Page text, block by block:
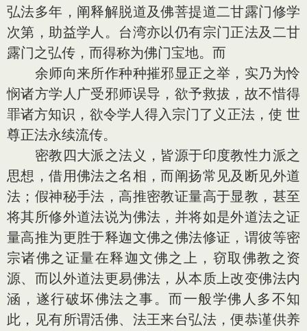
弘法多年，阐释解脱道及佛菩提道二甘露门修学
次第，助益学人。台湾亦以仍有宗门正法及二甘
露门之弘传，而得称为佛门宝地。而
余师向来所作种种摧邪显正之举，实乃为怜
悯诸方学人广受邪师误导，欲予救拔，故不惜得
罪诸方知识，欲令学人得入宗门了义正法，使 世
尊正法永续流传。
密教四大派之法义，皆源于印度教性力派之
思想，借用佛法之名相，而阐扬常见及断见外道
法；假神秘手法，高推密教证量高于显教，甚至
将其所修外道法说为佛法，并将如是外道法之证
量高推为更胜于释迦文佛之佛法修证，谓彼等密
宗诸佛之证量在释迦文佛之上，窃取佛教之资
源、而以外道法更易佛法，从本质上改变佛法内
涵，遂行破坏佛法之事。而一般学佛人多不知
此，见有所谓活佛、法王来台弘法，便恭谨供养